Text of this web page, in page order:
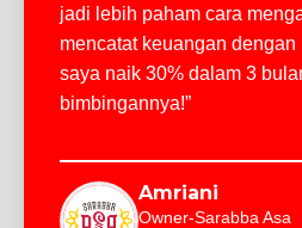
jadi lebih paham cara
mencatat keuangan dengan
saya naik 30% dalam 3
bimbingannya!”
Amriani
Owner-Sarabba Asa